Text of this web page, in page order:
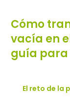
Cómo
vacía en
guía para
El reto de la